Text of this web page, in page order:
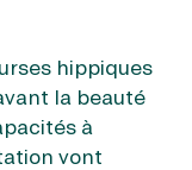
hippiques
la beauté
à
vont